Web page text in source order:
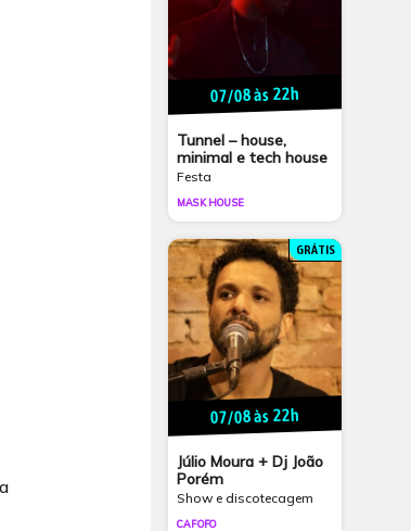
07/08 às 22h
Tunnel – house,
minimal e tech house
Festa
MASK HOUSE
GRÁTIS
07/08 às 22h
Júlio Moura + Dj João
Porém
Show e discotecagem
CAFOFO